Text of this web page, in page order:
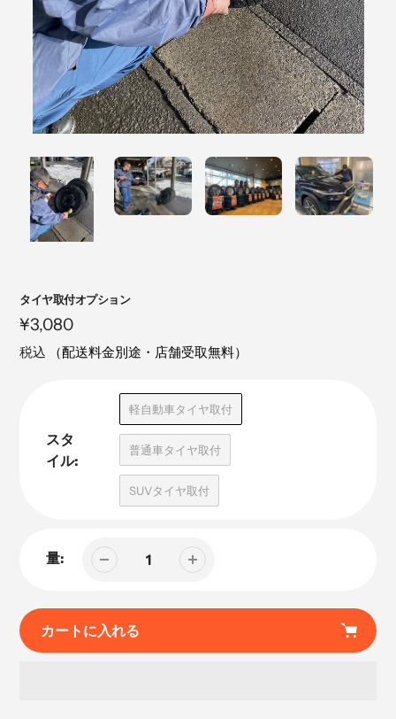
注
目
の
タイヤ取付オプション
定
価
¥3,080
税込 （配送料金別途・店舗受取無料）
スタ
イル:
軽自動車タイヤ取付
普通車タイヤ取付
SUVタイヤ取付
量:
カートに入れる